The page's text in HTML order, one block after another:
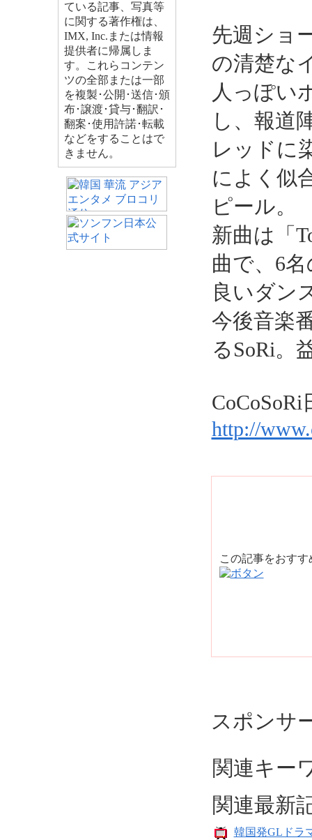
ている記事、写真等
に関する著作権は、
IMX, Inc.または情報
提供者に帰属しま
す。これらコンテン
ツの全部または一部
を複製･公開･送信･頒
布･譲渡･貸与･翻訳･
翻案･使用許諾･転載
などをすることはで
きません。
先週ショ
の清楚な
人っぽい
し、報道
レッドに
によく似
ピール。
新曲は「
曲で、6
良いダン
今後音楽
るSoRi。
http://
この記事をおす
スポンサ
関連キー
関連最新
韓国発GLドラ